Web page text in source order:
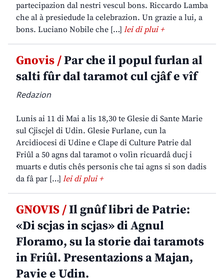
partecipazion dal nestri vescul bons. Riccardo Lamba
che al à presiedude la celebrazion. Un grazie a lui, a
bons. Luciano Nobile che […] lei di plui +
Gnovis /Par che il popul furlan al
salti fûr dal taramot cul cjâf e vîf
Redazion
Lunis ai 11 di Mai a lis 18,30 te Glesie di Sante Marie
sul Cjiscjel di Udin. Glesie Furlane, cun la
Arcidiocesi di Udine e Clape di Culture Patrie dal
Friûl a 50 agns dal taramot o volìn ricuardâ ducj i
muarts e dutis chês personis che tai agns si son dadis
da fâ par […] lei di plui +
GNOVIS /Il gnûf libri de Patrie:
«Di scjas in scjas» di Agnul
Floramo, su la storie dai taramots
in Friûl. Presentazions a Majan,
Pavie e Udin.